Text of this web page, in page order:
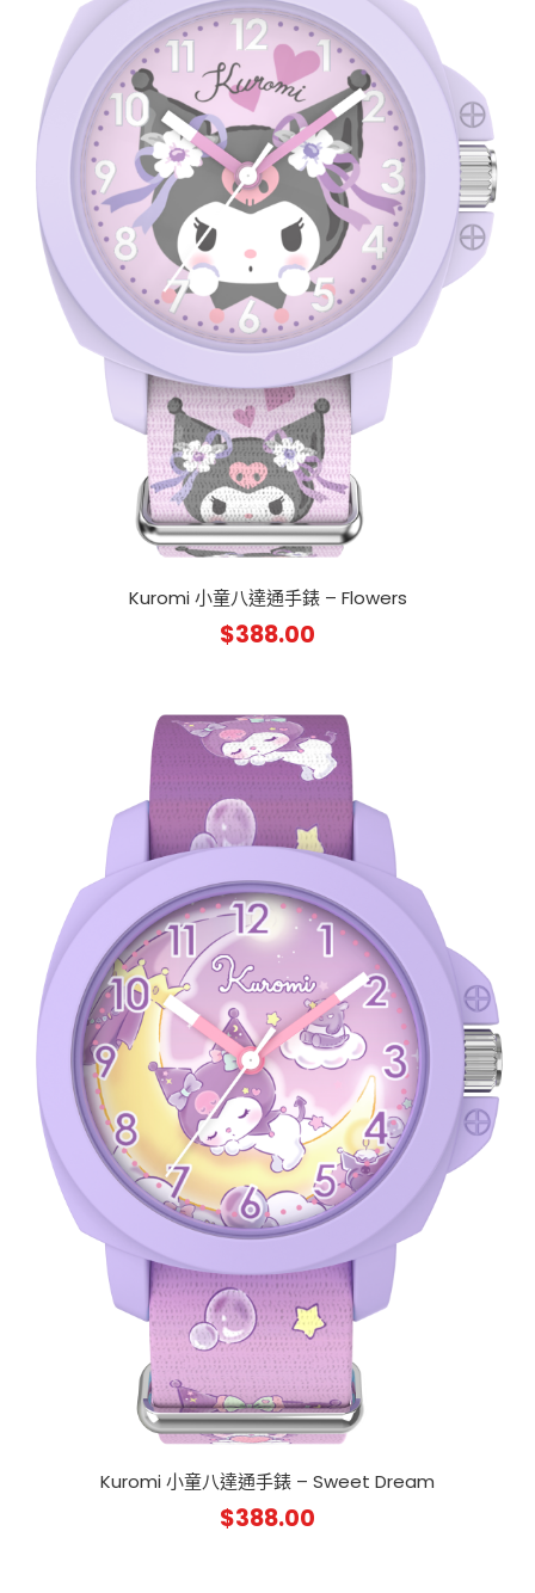
Kuromi 小童八達通手錶 – Flowers
$388.00
Kuromi 小童八達通手錶 – Sweet Dream
$388.00